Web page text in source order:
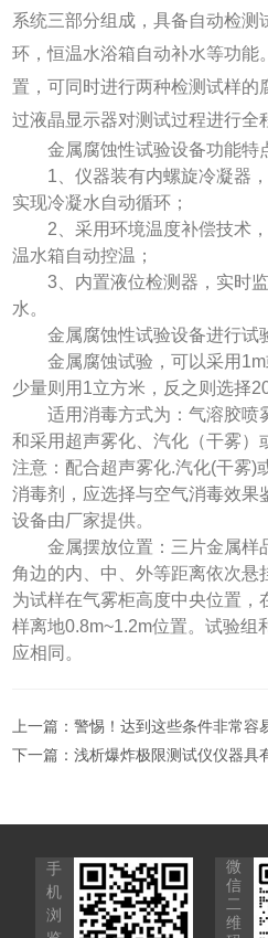
系统三部分组成，具备自动检测
环，恒温水浴箱自动补水等功能
置，可同时进行两种检测试样的
过液晶显示器对测试过程进行全
金属腐蚀性试验设备功能特
1、仪器装有内螺旋冷凝器，
实现冷凝水自动循环；
2、采用环境温度补偿技术，
温水箱自动控温；
3、内置液位检测器，实时监
水。
金属腐蚀性试验设备进行试
金属腐蚀试验，可以采用1m
少量则用1立方米，反之则选择
适用消毒方式为：气溶胶喷
和采用超声雾化、汽化（干雾）
注意：配合超声雾化.汽化(干雾)
消毒剂，应选择与空气消毒效果
设备由厂家提供。
金属摆放位置：三片金属样
角边的内、中、外等距离依次悬
为试样在气雾柜高度中央位置，
样离地0.8m~1.2m位置。试验组
应相同。
上一篇：警惕！达到这些条件非常容
下一篇：浅析爆炸极限测试仪仪器具
手
机
浏
微
信
二
维